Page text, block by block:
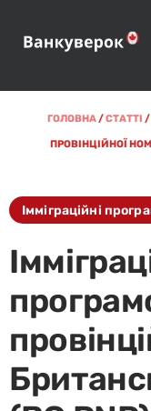
ГОЛОВНА/СТАТТІ /
ПРОВІНЦІЙНОЇ
Імміграційні